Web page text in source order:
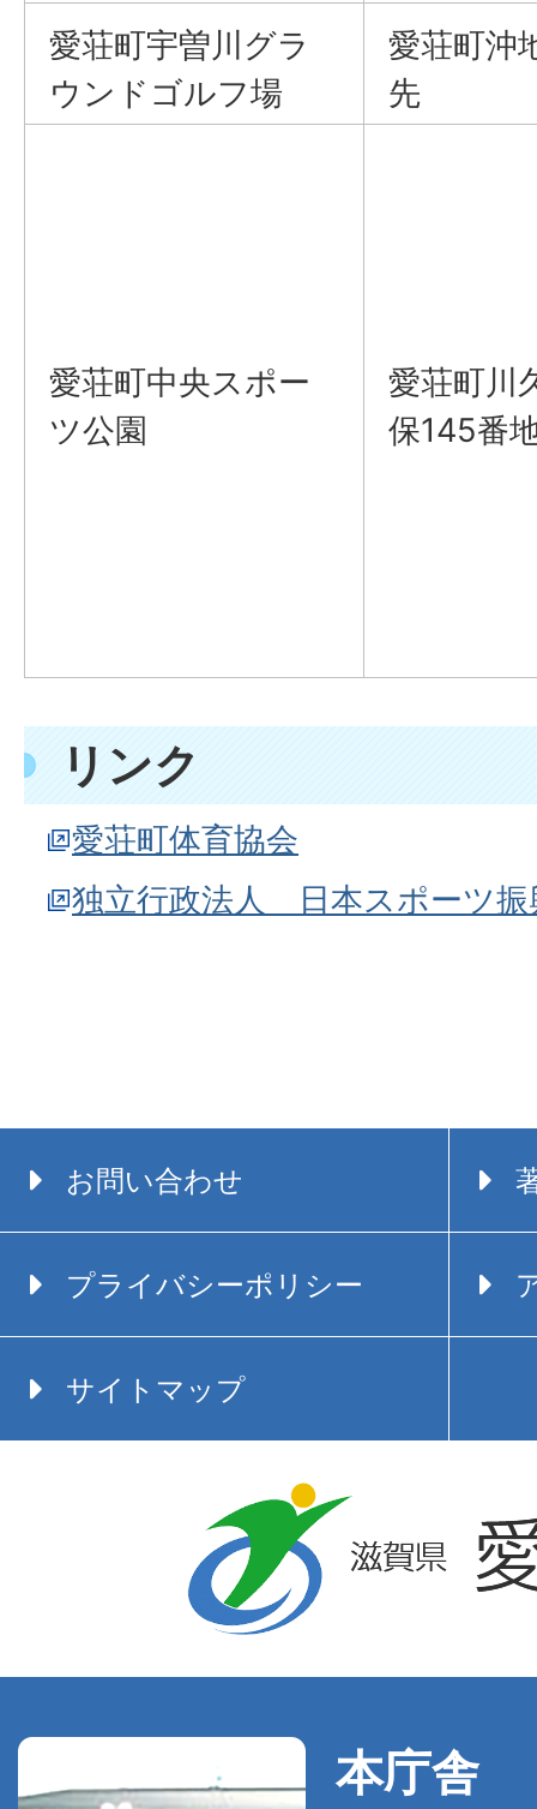
愛荘町宇曽川グラ
ウンドゴルフ場
愛荘町沖
先
愛荘町中央スポー
ツ公園
愛荘町川
保145番
リンク
愛荘町体育協会
独立行政法人 日本スポーツ振
お問い合わせ
プライバシーポリシー
サイトマップ
本庁舎